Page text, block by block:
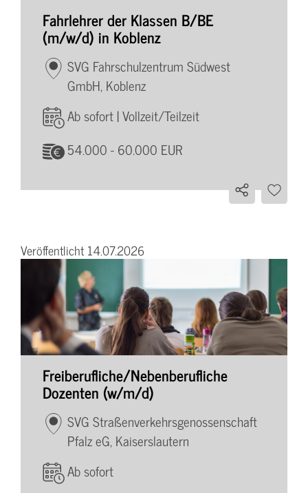
Fahrlehrer der Klassen B/BE
(m/w/d) in Koblenz
SVG Fahrschulzentrum Südwest
GmbH, Koblenz
Ab sofort | Vollzeit/Teilzeit
54.000 - 60.000 EUR
Veröffentlicht 14.07.2026
Freiberufliche/Nebenberufliche
Dozenten (w/m/d)
SVG Straßenverkehrsgenossenschaft
Pfalz eG, Kaiserslautern
Ab sofort